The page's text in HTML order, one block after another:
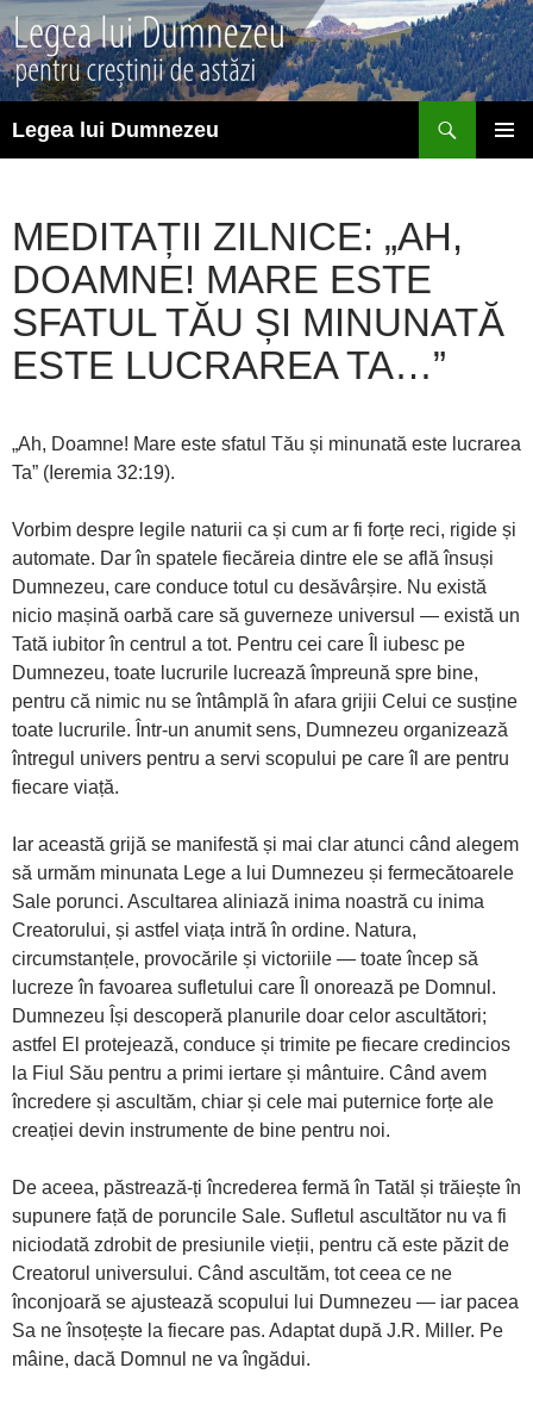
Sari
la
conținut
Legea lui Dumnezeu
MEDITAȚII ZILNICE: „AH,
DOAMNE! MARE ESTE
SFATUL TĂU ȘI MINUNATĂ
ESTE LUCRAREA TA…”
„Ah, Doamne! Mare este sfatul Tău și minunată este lucrarea
Ta” (Ieremia 32:19).
Vorbim despre legile naturii ca și cum ar fi forțe reci, rigide și
automate. Dar în spatele fiecăreia dintre ele se află însuși
Dumnezeu, care conduce totul cu desăvârșire. Nu există
nicio mașină oarbă care să guverneze universul — există un
Tată iubitor în centrul a tot. Pentru cei care Îl iubesc pe
Dumnezeu, toate lucrurile lucrează împreună spre bine,
pentru că nimic nu se întâmplă în afara grijii Celui ce susține
toate lucrurile. Într-un anumit sens, Dumnezeu organizează
întregul univers pentru a servi scopului pe care îl are pentru
fiecare viață.
Iar această grijă se manifestă și mai clar atunci când alegem
să urmăm minunata Lege a lui Dumnezeu și fermecătoarele
Sale porunci. Ascultarea aliniază inima noastră cu inima
Creatorului, și astfel viața intră în ordine. Natura,
circumstanțele, provocările și victoriile — toate încep să
lucreze în favoarea sufletului care Îl onorează pe Domnul.
Dumnezeu Își descoperă planurile doar celor ascultători;
astfel El protejează, conduce și trimite pe fiecare credincios
la Fiul Său pentru a primi iertare și mântuire. Când avem
încredere și ascultăm, chiar și cele mai puternice forțe ale
creației devin instrumente de bine pentru noi.
De aceea, păstrează-ți încrederea fermă în Tatăl și trăiește în
supunere față de poruncile Sale. Sufletul ascultător nu va fi
niciodată zdrobit de presiunile vieții, pentru că este păzit de
Creatorul universului. Când ascultăm, tot ceea ce ne
înconjoară se ajustează scopului lui Dumnezeu — iar pacea
Sa ne însoțește la fiecare pas. Adaptat după J.R. Miller. Pe
mâine, dacă Domnul ne va îngădui.